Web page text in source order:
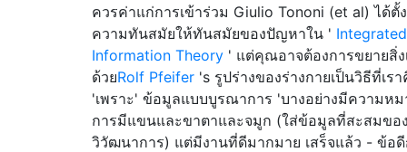
ควรค่าแก่การเข้าร่วม Giulio Tononi (et al) ได้ตั้
ความทันสมัยให้ทันสมัยของปัญหาใน ' Integrated
Information Theory ' แต่คุณอาจต้องการขยายสิ่
ด้วยRolf Pfeifer 's รูปร่างของร่างกายเป็นวิธีที่เร
'เพราะ' ข้อมูลแบบบูรณาการ 'บางอย่างมีความหม
การมีแขนและขาตาและจมูก (ใส่ข้อมูลที่สะสมขอ
วิวัฒนาการ) แต่มีงานที่ดีมากมาย เสร็จแล้ว - ข้อดี